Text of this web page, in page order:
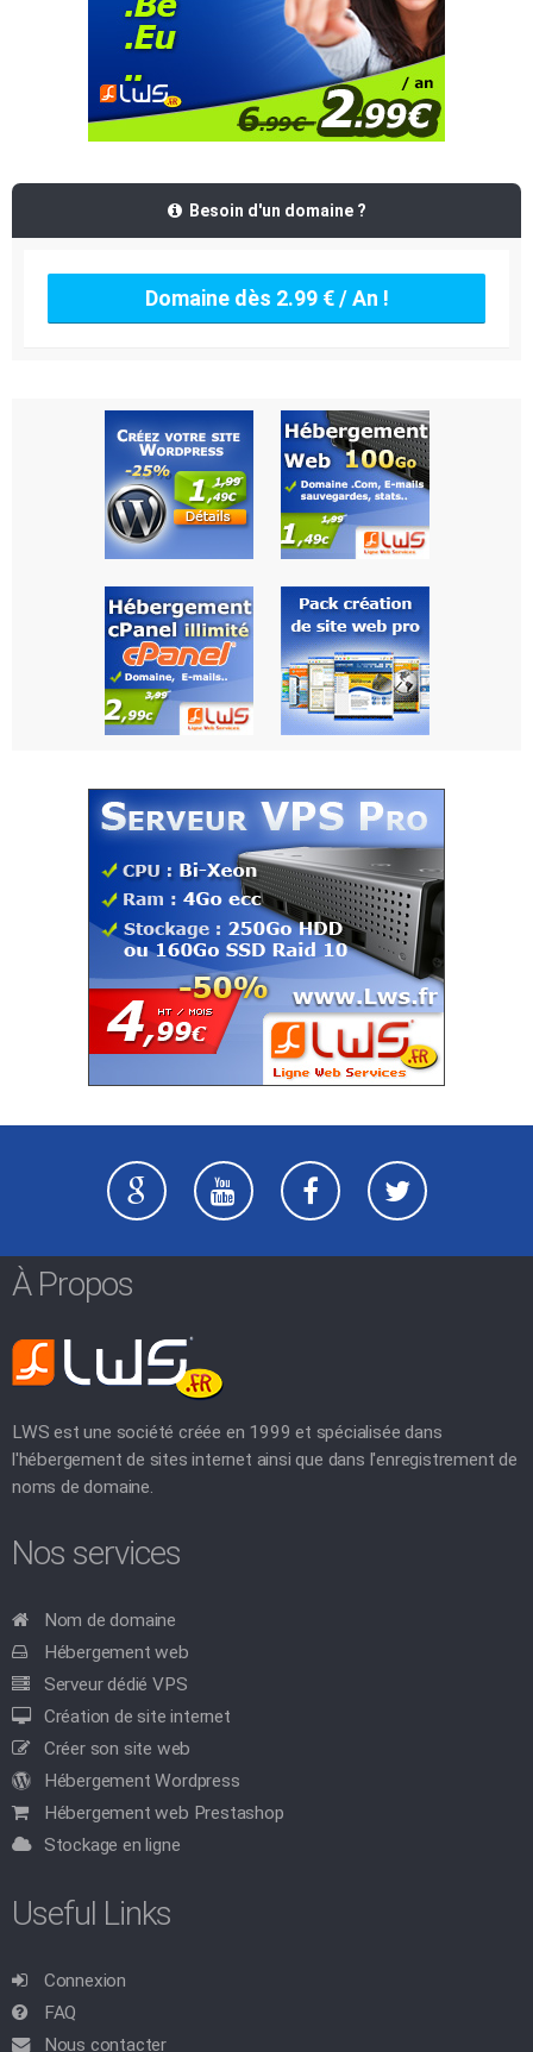
Besoin d'un domaine ?
Domaine dès 2.99 € / An !
À Propos
LWS est une société créée en 1999 et spécialisée dans
l'hébergement de sites internet ainsi que dans l'enregistrement de
noms de domaine.
Nos services
Nom de domaine
Hébergement web
Serveur dédié VPS
Création de site internet
Créer son site web
Hébergement Wordpress
Hébergement web Prestashop
Stockage en ligne
Useful Links
Connexion
FAQ
Nous contacter